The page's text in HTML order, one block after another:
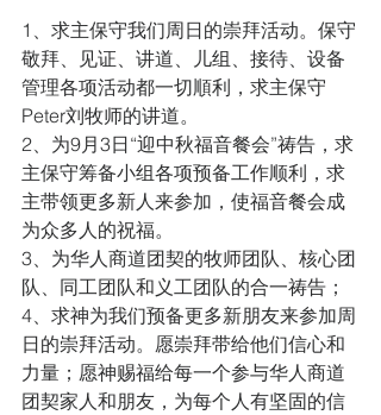
1、求主保守我们周日的崇拜活动。保守
敬拜、见证、讲道、儿组、接待、设备
管理各项活动都一切順利，求主保守
Peter刘牧师的讲道。
2、为9月3日“迎中秋福音餐会”祷告，求
主保守筹备小组各项预备工作顺利，求
主带领更多新人来参加，使福音餐会成
为众多人的祝福。
3、为华人商道团契的牧师团队、核心团
队、同工团队和义工团队的合一祷告；
4、求神为我们预备更多新朋友来参加周
日的崇拜活动。愿崇拜带给他们信心和
力量；愿神赐福给每一个参与华人商道
团契家人和朋友，为每个人有坚固的信